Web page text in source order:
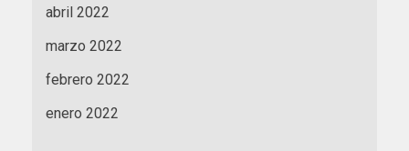
abril 2022
marzo 2022
febrero 2022
enero 2022